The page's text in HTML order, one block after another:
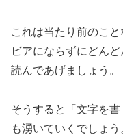
これは当たり前のこ
ビアにならずにどん
読んであげましょう。
そうすると「文字を
も湧いていくでしょう